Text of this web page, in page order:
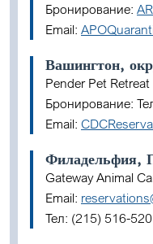
Бронирование:
Email:
Вашингтон,
Pender Pet Retreat
Бронирование:
Email:
Филадельфия,
Gateway Animal
Email:
Тел: (215) 516-